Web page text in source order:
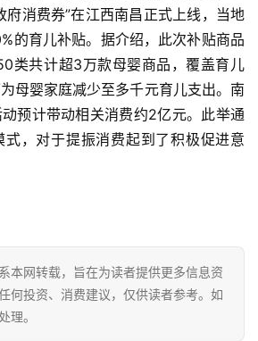
府消费券”在江西南昌正式上线，当地
的育儿补贴。据介绍，此次补贴商品
类共计超3万款母婴商品，覆盖育儿
母婴家庭减少至多千元育儿支出。南
预计带动相关消费约2亿元。此举通
，对于提振消费起到了积极促进意
本网转载，旨在为读者提供更多信息资
何投资、消费建议，仅供读者参考。如
理。